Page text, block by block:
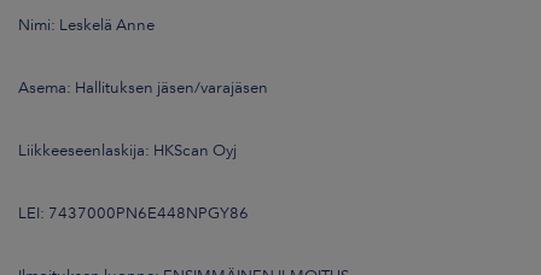
Nimi: Leskelä Anne
Asema: Hallituksen jäsen/varajäsen
Liikkeeseenlaskija: HKScan Oyj
LEI: 7437000PN6E448NPGY86